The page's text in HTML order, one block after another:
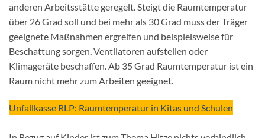
anderen Arbeitsstätte geregelt. Steigt die Raumtemperatur
über 26 Grad soll und bei mehr als 30 Grad muss der Träger
geeignete Maßnahmen ergreifen und beispielsweise für
Beschattung sorgen, Ventilatoren aufstellen oder
Klimageräte beschaffen. Ab 35 Grad Raumtemperatur ist ein
Raum nicht mehr zum Arbeiten geeignet.
Unfallkasse RLP: Raumtemperatur in Kitas und Schulen